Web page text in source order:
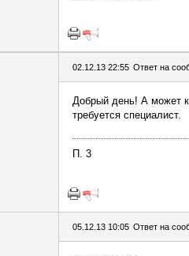
02.12.13 22:55 Ответ на
Добрый день! А может
требуется специалист.
П. 3
05.12.13 10:05 Ответ на